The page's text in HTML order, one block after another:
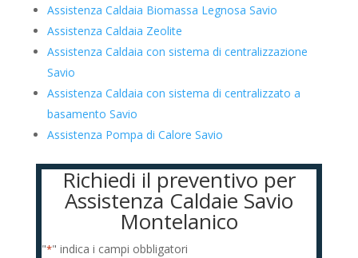
Assistenza Caldaia Biomassa Legnosa Savio
Assistenza Caldaia Zeolite
Assistenza Caldaia con sistema di centralizzazione
Savio
Assistenza Caldaia con sistema di centralizzato a
basamento Savio
Assistenza Pompa di Calore Savio
Richiedi il preventivo per
Assistenza Caldaie Savio
Montelanico
"*" indica i campi obbligatori